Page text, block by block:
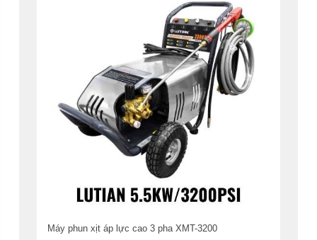
Máy phun xịt áp lực cao 3 pha XMT-3200